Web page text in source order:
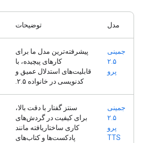
مدل توضیحات
جمینی
۲.۵
پرو
پیشرفته‌ترین مدل ما برای
کارهای پیچیده، با
قابلیت‌های استدلال عمیق و
کدنویسی در خانواده ۲.۵.
جمینی
۲.۵
پرو
TTS
سنتز گفتار با دقت بالا،
برای کیفیت در گردش‌های
کاری ساختاریافته مانند
پادکست‌ها و کتاب‌های